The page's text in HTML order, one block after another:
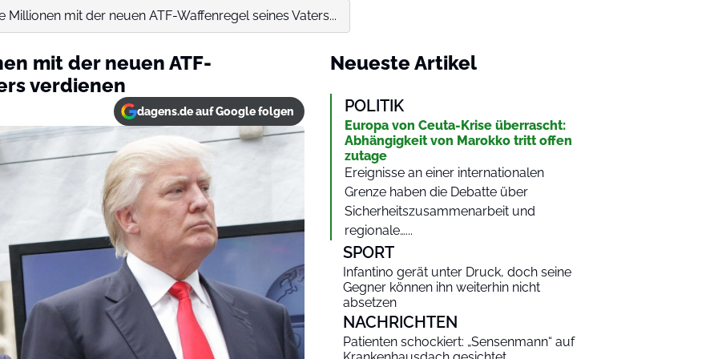
Millionen mit der neuen ATF-Waffenregel seines Vaters...
mit der neuen ATF-
verdienen
dagens.de auf Google folgen
Neueste Artikel
POLITIK
Europa von Ceuta-Krise überrascht:
Abhängigkeit von Marokko tritt offen
zutage
Ereignisse an einer internationalen
Grenze haben die Debatte über
Sicherheitszusammenarbeit und
regionale…...
SPORT
Infantino gerät unter Druck, doch seine
Gegner können ihn weiterhin nicht
absetzen
NACHRICHTEN
Patienten schockiert: „Sensenmann“ auf